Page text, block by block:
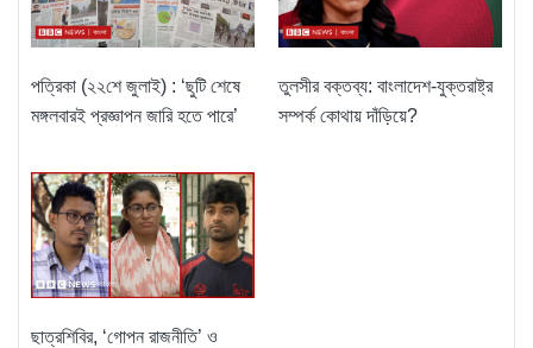
পত্রিকা (২২শে জুলাই) : ‘ছুটি শেষে
মঙ্গলবারই প্রজ্ঞাপন জারি হতে পারে’
তুলসীর বক্তব্য: বাংলাদেশ-যুক্তরাষ্ট্র
সম্পর্ক কোথায় দাঁড়িয়ে?
ছাত্রশিবির, ‘গোপন রাজনীতি’ ও